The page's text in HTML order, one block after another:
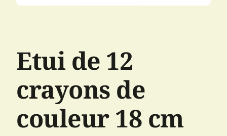
Etui de 12
crayons de
couleur 18 cm